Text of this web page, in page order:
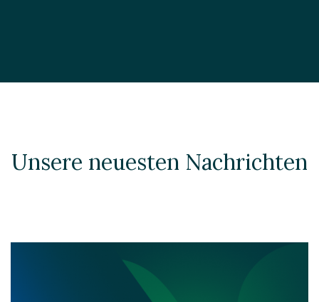
Unsere neuesten Nachrichten